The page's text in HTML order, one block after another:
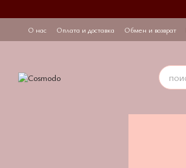
О нас Оплата и доставка Обмен и возврат